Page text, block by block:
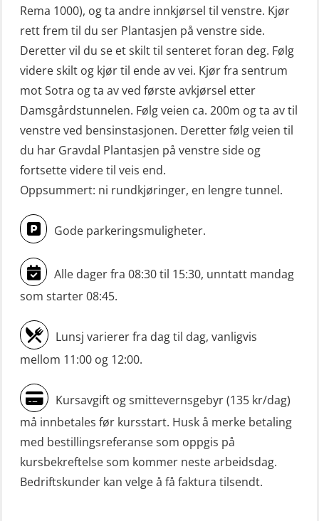
Livbåtfører sliskestuplivbåt –
grunnleggende (OSE129)
Mann-Over-Bord (hurtiggående) liten
båt m/mørkekjøring – grunnleggende
(OSE114)
Mann-Over-Bord (hurtiggående) liten
båt m/mørkekjøring – repetisjon
(OSE151)
Mann-Over-Bord (hurtiggående) liten
båt u/mørkekjøring – grunnleggende
(OSE1142)
Mann-Over-Bord liten båt (MOB)
u/mørkekjøring – repetisjon (OSE152)
Mørkekjøring-modul for Mann-Over-
Bord (hurtiggående) liten båt
(OSE1001)
ROC sertifikat grunnleggende
(GMDSS) (ORC102)
ROC sertifikat repetisjon (GMDSS)
(ORC103)
Skadestedsledelse (OER108)
Rema 1000), og ta andre innkjørsel til venstre. Kjør
rett frem til du ser Plantasjen på venstre side.
Deretter vil du se et skilt til senteret foran deg. Følg
videre skilt og kjør til ende av vei. Kjør fra sentrum
mot Sotra og ta av ved første avkjørsel etter
Damsgårdstunnelen. Følg veien ca. 200m og ta av til
venstre ved bensinstasjonen. Deretter følg veien til
du har Gravdal Plantasjen på venstre side og
fortsette videre til veis end.
Oppsummert: ni rundkjøringer, en lengre tunnel.
Gode parkeringsmuligheter.
Alle dager fra 08:30 til 15:30, unntatt mandag
som starter 08:45.
Lunsj varierer fra dag til dag, vanligvis
mellom 11:00 og 12:00.
Kursavgift og smittevernsgebyr (135 kr/dag)
må innbetales før kursstart. Husk å merke betaling
med bestillingsreferanse som oppgis på
kursbekreftelse som kommer neste arbeidsdag.
Bedriftskunder kan velge å få faktura tilsendt.